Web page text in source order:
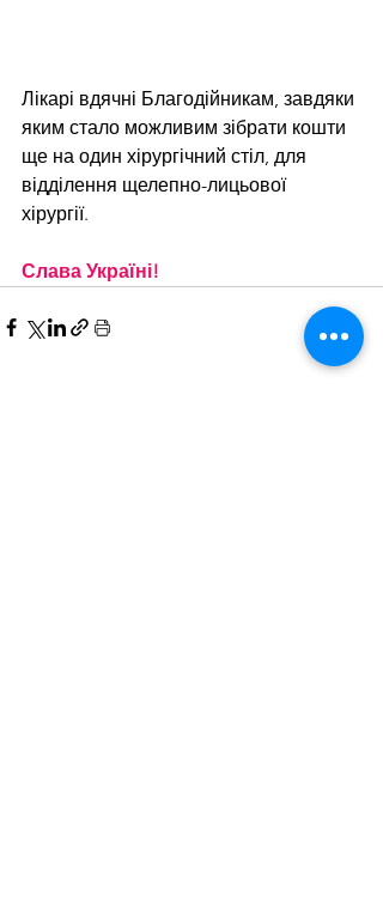
Лікарі вдячні Благодійникам, завдяки
яким стало можливим зібрати кошти
ще на один хірургічний стіл, для
відділення щелепно-лицьової
хірургії.
Слава Україні!